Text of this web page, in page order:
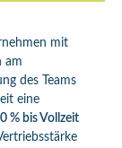
mit
am
des Teams
eine
% bis Vollzeit